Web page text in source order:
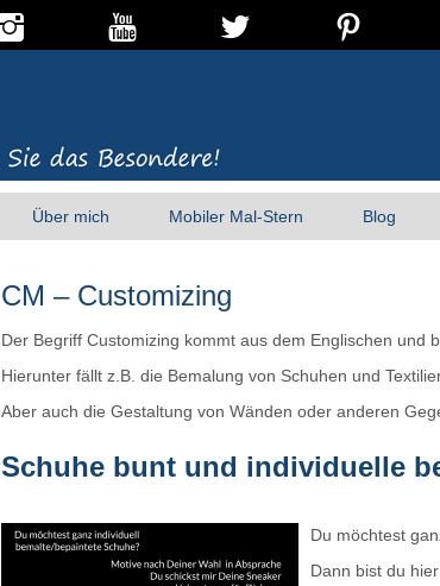
Über mich Mobiler Mal-Stern Blog
CM – Customizing
Der Begriff Customizing kommt aus dem Englischen und
Hierunter fällt z.B. die Bemalung von Schuhen und
Aber auch die Gestaltung von Wänden oder anderen
Schuhe bunt und individuelle
Du möchtest
Dann bist du